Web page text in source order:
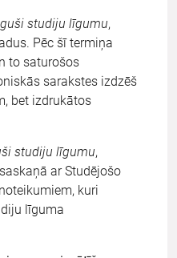
studiju līgumu,
Pēc šī termiņa
to saturošos
sarakstes izdzēš
bet izdrukātos
studiju līgumu,
ar Studējošo
kuri
līguma